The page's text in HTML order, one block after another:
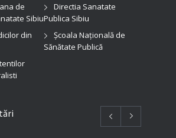
de
Sibiu
Directia Sanatate
Publica Sibiu
din
Şcoala Naţională de
Sănătate Publică